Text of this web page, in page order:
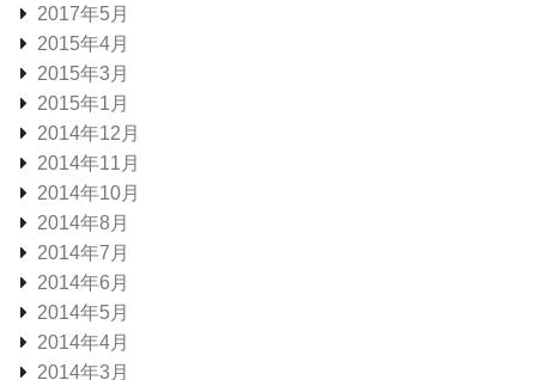
2017年5月
2015年4月
2015年3月
2015年1月
2014年12月
2014年11月
2014年10月
2014年8月
2014年7月
2014年6月
2014年5月
2014年4月
2014年3月